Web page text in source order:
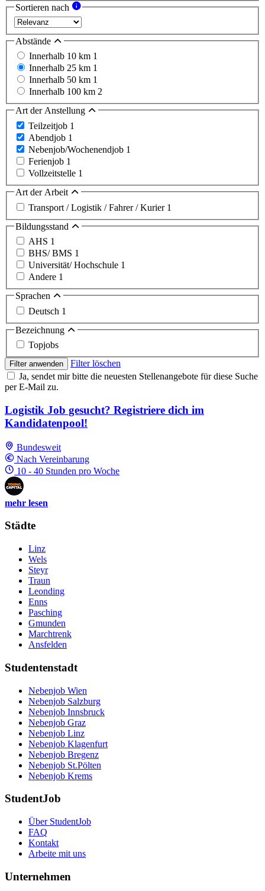
Sortieren nach
Abstände
Innerhalb 10 km 1
Innerhalb 25 km 1
Innerhalb 50 km 1
Innerhalb 100 km 2
Art der Anstellung
Teilzeitjob 1
Abendjob 1
Nebenjob/Wochenendjob 1
Ferienjob 1
Vollzeitstelle 1
Art der Arbeit
Transport / Logistik / Fahrer / Kurier 1
Bildungsstand
AHS 1
BHS/ BMS 1
Universität/ Hochschule 1
Andere 1
Sprachen
Deutsch 1
Bezeichnung
Topjobs
Filter anwenden
Filter löschen
Ja, sendet mir bitte die neuesten Stellenangebote für diese Suche
per E-Mail zu.
Logistik Job gesucht? Registriere dich im
Kandidatenpool!
Bundesweit
Nach Vereinbarung
10 - 40 Stunden pro Woche
mehr lesen
Städte
Linz
Wels
Steyr
Traun
Leonding
Enns
Pasching
Gmunden
Marchtrenk
Ansfelden
Studentenstadt
Nebenjob Wien
Nebenjob Salzburg
Nebenjob Innsbruck
Nebenjob Graz
Nebenjob Linz
Nebenjob Klagenfurt
Nebenjob Bregenz
Nebenjob St.Pölten
Nebenjob Krems
StudentJob
Über StudentJob
FAQ
Kontakt
Arbeite mit uns
Unternehmen